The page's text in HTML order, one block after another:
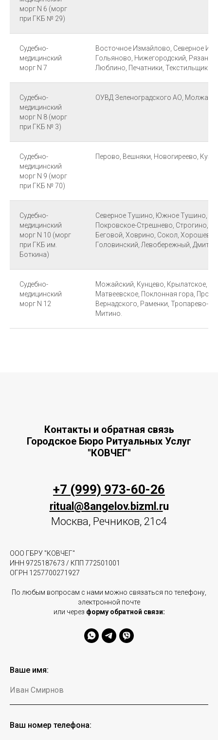
морг N 6 (морг
при ГКБ № 29)
Судебно-
медицинский
морг N 7
Восточное Измайлово, Северное
Гольяново, Нижегородский,
Люблино, Печатники, Текстильщики
Судебно-
медицинский
морг N 8 (морг
при ГКБ № 3)
ОУВД Зеленоградского АО,
Судебно-
медицинский
морг N 9 (морг
при ГКБ № 70)
Перово, Вешняки, Новогиреево,
Судебно-
медицинский
морг N 10 (морг
при ГКБ им.
Боткина)
Северное Тушино, Южное Тушино,
Покровское-Стрешнево, Строгино,
Беговой, Ховрино, Сокол,
Головинский, Левобережный,
Судебно-
медицинский
морг N 12
Можайский, Кунцево, Крылатское,
Матвеевское, Поклонная гора,
Вернадского, Раменки, Тропарево-
Митино.
Контакты и обратная связь
Городское Бюро Ритуальных Услуг
"КОВЧЕГ"
+7 (999) 973-60-26
ritual@8angelov.bizml.ru
Москва, Речников, 21с4
ООО ГБРУ "КОВЧЕГ"
ИНН 9725187673 / КПП 772501001
ОГРН 1257700271927
По любым вопросам с нами можно связаться по телефону,
электронной почте
или через форму обратной связи:
Ваше имя:
Иван Смирнов
Ваш номер телефона: